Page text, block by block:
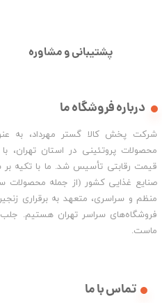
درباره فروشگاه ما
شرکت پخش کالا گستر مهرداد، به
محصولات پروتئینی در استان
قیمت رقابتی تأسیس شد. ما با تکیه بر
صنایع غذایی کشور (از جمله محصولات
منظم و سراسری، متعهد به برقراری
فروشگاه‌های سراسر تهران هستیم.
ماست.
تماس با ما
پشتیبانی و مشاوره